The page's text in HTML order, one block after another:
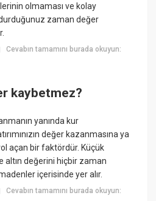
olmaması ve kolay
zaman değer
Cevabın tamamını burada okuyun:
kaybetmez?
yanında kur
değer kazanmasına ya
açan bir faktördür. Küçük
altın değerini hiçbir zaman
içerisinde yer alır.
Cevabın tamamını burada okuyun: